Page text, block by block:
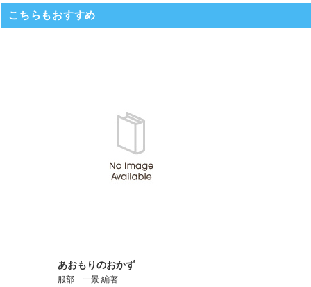
こちらもおすすめ
あおもりのおかず
服部 一景 編著